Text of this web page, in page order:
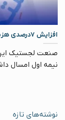
افزایش ۷درصدی هزینه لجستیک ایران با حذف یارانه حامل‌های سوخت
صنعت لجستیک
نیمه اول امسال
نوشته‌های تازه